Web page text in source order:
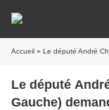
Accueil » Le député André Chassaigne (PCF-Front
Le député
Gauche)